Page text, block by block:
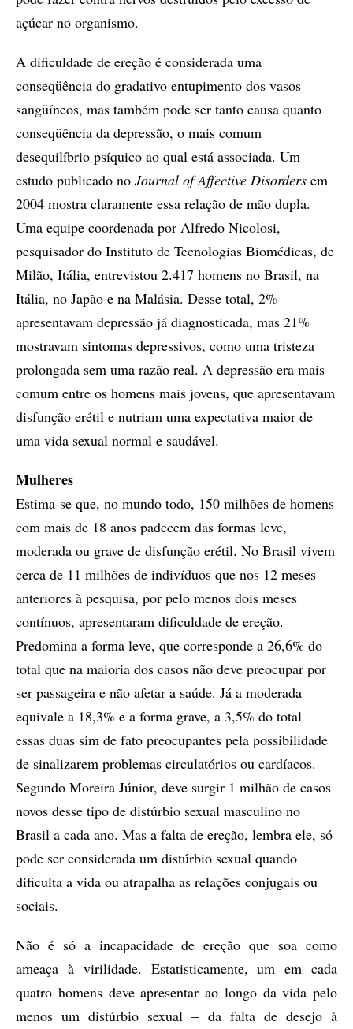
açúcar no organismo.
A dificuldade de ereção é considerada uma
conseqüência do gradativo entupimento dos vasos
sangüíneos, mas também pode ser tanto causa quanto
conseqüência da depressão, o mais comum
desequilíbrio psíquico ao qual está associada. Um
estudo publicado no Journal of Affective Disorders em
2004 mostra claramente essa relação de mão dupla.
Uma equipe coordenada por Alfredo Nicolosi,
pesquisador do Instituto de Tecnologias Biomédicas, de
Milão, Itália, entrevistou 2.417 homens no Brasil, na
Itália, no Japão e na Malásia. Desse total, 2%
apresentavam depressão já diagnosticada, mas 21%
mostravam sintomas depressivos, como uma tristeza
prolongada sem uma razão real. A depressão era mais
comum entre os homens mais jovens, que apresentavam
disfunção erétil e nutriam uma expectativa maior de
uma vida sexual normal e saudável.
Mulheres
Estima-se que, no mundo todo, 150 milhões de homens
com mais de 18 anos padecem das formas leve,
moderada ou grave de disfunção erétil. No Brasil vivem
cerca de 11 milhões de indivíduos que nos 12 meses
anteriores à pesquisa, por pelo menos dois meses
contínuos, apresentaram dificuldade de ereção.
Predomina a forma leve, que corresponde a 26,6% do
total que na maioria dos casos não deve preocupar por
ser passageira e não afetar a saúde. Já a moderada
equivale a 18,3% e a forma grave, a 3,5% do total –
essas duas sim de fato preocupantes pela possibilidade
de sinalizarem problemas circulatórios ou cardíacos.
Segundo Moreira Júnior, deve surgir 1 milhão de casos
novos desse tipo de distúrbio sexual masculino no
Brasil a cada ano. Mas a falta de ereção, lembra ele, só
pode ser considerada um distúrbio sexual quando
dificulta a vida ou atrapalha as relações conjugais ou
sociais.
Não é só a incapacidade de ereção que soa como
ameaça à virilidade. Estatisticamente, um em cada
quatro homens deve apresentar ao longo da vida pelo
menos um distúrbio sexual – da falta de desejo à